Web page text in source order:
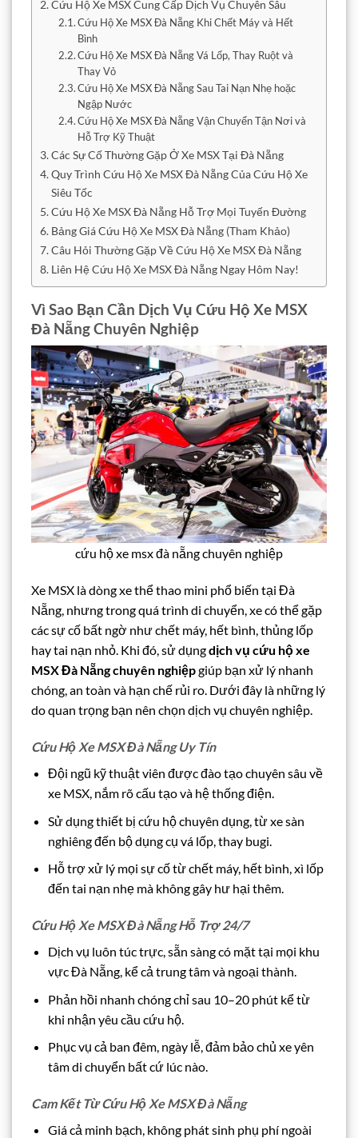
Cứu Hộ Xe MSX Cung Cấp Dịch Vụ Chuyên Sâu
Cứu Hộ Xe MSX Đà Nẵng Khi Chết Máy và Hết
Bình
Cứu Hộ Xe MSX Đà Nẵng Vá Lốp, Thay Ruột và
Thay Vỏ
Cứu Hộ Xe MSX Đà Nẵng Sau Tai Nạn Nhẹ hoặc
Ngập Nước
Cứu Hộ Xe MSX Đà Nẵng Vận Chuyển Tận Nơi và
Hỗ Trợ Kỹ Thuật
Các Sự Cố Thường Gặp Ở Xe MSX Tại Đà Nẵng
Quy Trình Cứu Hộ Xe MSX Đà Nẵng Của Cứu Hộ Xe
Siêu Tốc
Cứu Hộ Xe MSX Đà Nẵng Hỗ Trợ Mọi Tuyến Đường
Bảng Giá Cứu Hộ Xe MSX Đà Nẵng (Tham Khảo)
Câu Hỏi Thường Gặp Về Cứu Hộ Xe MSX Đà Nẵng
Liên Hệ Cứu Hộ Xe MSX Đà Nẵng Ngay Hôm Nay!
Vì Sao Bạn Cần Dịch Vụ Cứu Hộ Xe MSX
Đà Nẵng Chuyên Nghiệp
cứu hộ xe msx đà nẵng chuyên nghiệp
Xe MSX là dòng xe thể thao mini phổ biến tại Đà
Nẵng, nhưng trong quá trình di chuyển, xe có thể gặp
các sự cố bất ngờ như chết máy, hết bình, thủng lốp
hay tai nạn nhỏ. Khi đó, sử dụngdịch vụ cứu hộ xe
MSX Đà Nẵng chuyên nghiệpgiúp bạn xử lý nhanh
chóng, an toàn và hạn chế rủi ro. Dưới đây là những lý
do quan trọng bạn nên chọn dịch vụ chuyên nghiệp.
Cứu Hộ Xe MSX Đà Nẵng Uy Tín
Đội ngũ kỹ thuật viên được đào tạo chuyên sâu về
xe MSX, nắm rõ cấu tạo và hệ thống điện.
Sử dụng thiết bị cứu hộ chuyên dụng, từ xe sàn
nghiêng đến bộ dụng cụ vá lốp, thay bugi.
Hỗ trợ xử lý mọi sự cố từ chết máy, hết bình, xì lốp
đến tai nạn nhẹ mà không gây hư hại thêm.
Cứu Hộ Xe MSX Đà Nẵng Hỗ Trợ 24/7
Dịch vụ luôn túc trực, sẵn sàng có mặt tại mọi khu
vực Đà Nẵng, kể cả trung tâm và ngoại thành.
Phản hồi nhanh chóng chỉ sau 10–20 phút kể từ
khi nhận yêu cầu cứu hộ.
Phục vụ cả ban đêm, ngày lễ, đảm bảo chủ xe yên
tâm di chuyển bất cứ lúc nào.
Cam Kết Từ Cứu Hộ Xe MSX Đà Nẵng
Giá cả minh bạch, không phát sinh phụ phí ngoài